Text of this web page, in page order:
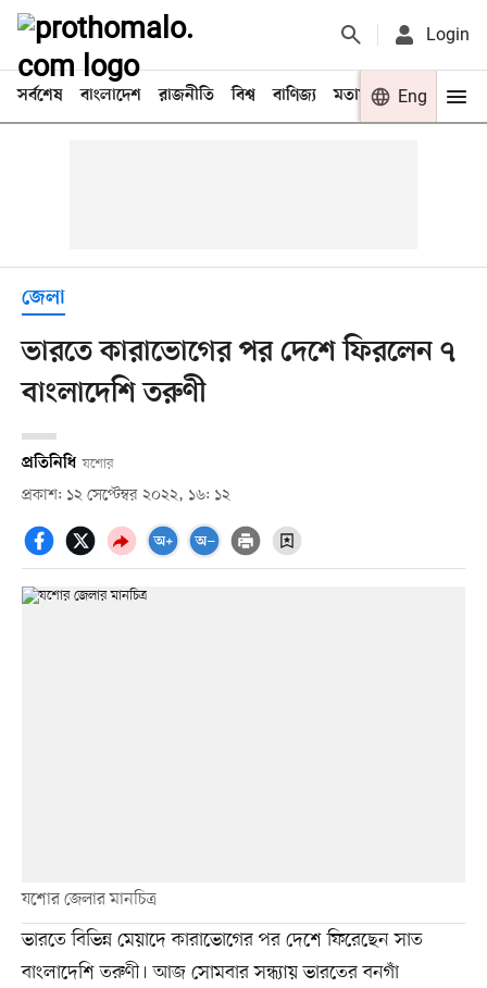
Login
সর্বশেষ বাংলাদেশ রাজনীতি বিশ্ব বাণিজ্য মতামত খেলা
Eng
জেলা
ভারতে কারাভোগের পর দেশে ফিরলেন ৭
বাংলাদেশি তরুণী
প্রতিনিধি যশোর
প্রকাশ: ১২ সেপ্টেম্বর ২০২২, ১৬: ১২
যশোর জেলার মানচিত্র
ভারতে বিভিন্ন মেয়াদে কারাভোগের পর দেশে ফিরেছেন সাত
বাংলাদেশি তরুণী। আজ সোমবার সন্ধ্যায় ভারতের বনগাঁ